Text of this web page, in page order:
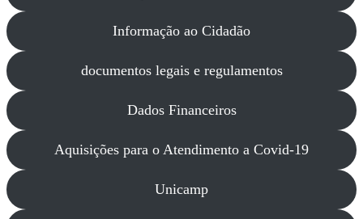
Informação ao Cidadão
documentos legais e regulamentos
Dados Financeiros
Aquisições para o Atendimento a Covid-19
Unicamp